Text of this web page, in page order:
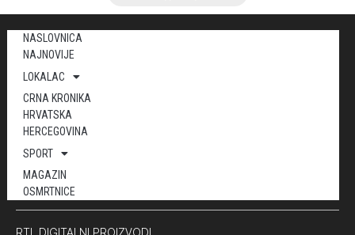
NASLOVNICA
NAJNOVIJE
LOKALAC
CRNA KRONIKA
HRVATSKA
HERCEGOVINA
SPORT
MAGAZIN
OSMRTNICE